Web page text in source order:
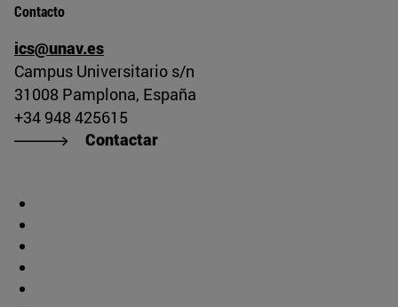
Contacto
ics@unav.es
Campus Universitario s/n
31008 Pamplona, España
+34 948 425615
Contactar